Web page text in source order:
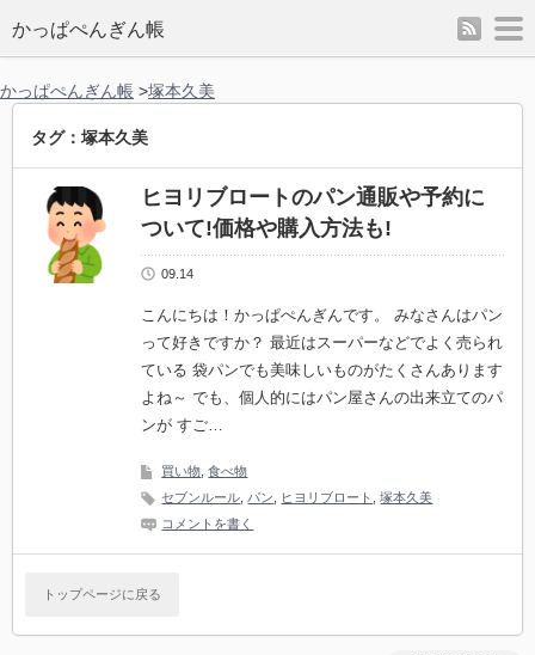
かっぱぺんぎん帳 rss
かっぱぺんぎん帳 >塚本久美
タグ：塚本久美
ヒヨリブロートのパン通販や予約に
ついて!価格や購入方法も!
09.14
こんにちは！かっぱぺんぎんです。 みなさんはパン
って好きですか？ 最近はスーパーなどでよく売られ
ている 袋パンでも美味しいものがたくさんあります
よね～ でも、個人的にはパン屋さんの出来立てのパ
ンが すご…
買い物 ,食べ物
セブンルール パン ヒヨリブロート ,塚本久美
コメントを書く
トップページに戻る